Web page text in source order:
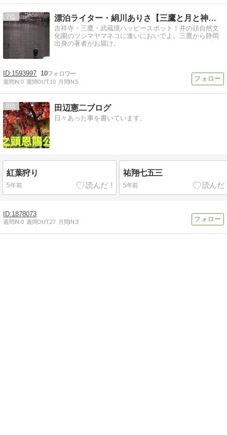
7 漂泊ライター・絹川ありさ【三鷹と月と神社】
吉祥寺・三鷹・武蔵境ハッピースポット！井の頭自然文
化園のツシマヤマネコに逢いにおいでよ。三鷹から静岡
出身の著者がお届け。
1593997 10
週間IN:0 週間OUT:10 月間IN:5
8 田辺憲二ブログ
日々あった事を書いています。
紅葉狩り
5年前
祐翔七五三
5年前
1878073
週間IN:0 週間OUT:27 月間IN:3